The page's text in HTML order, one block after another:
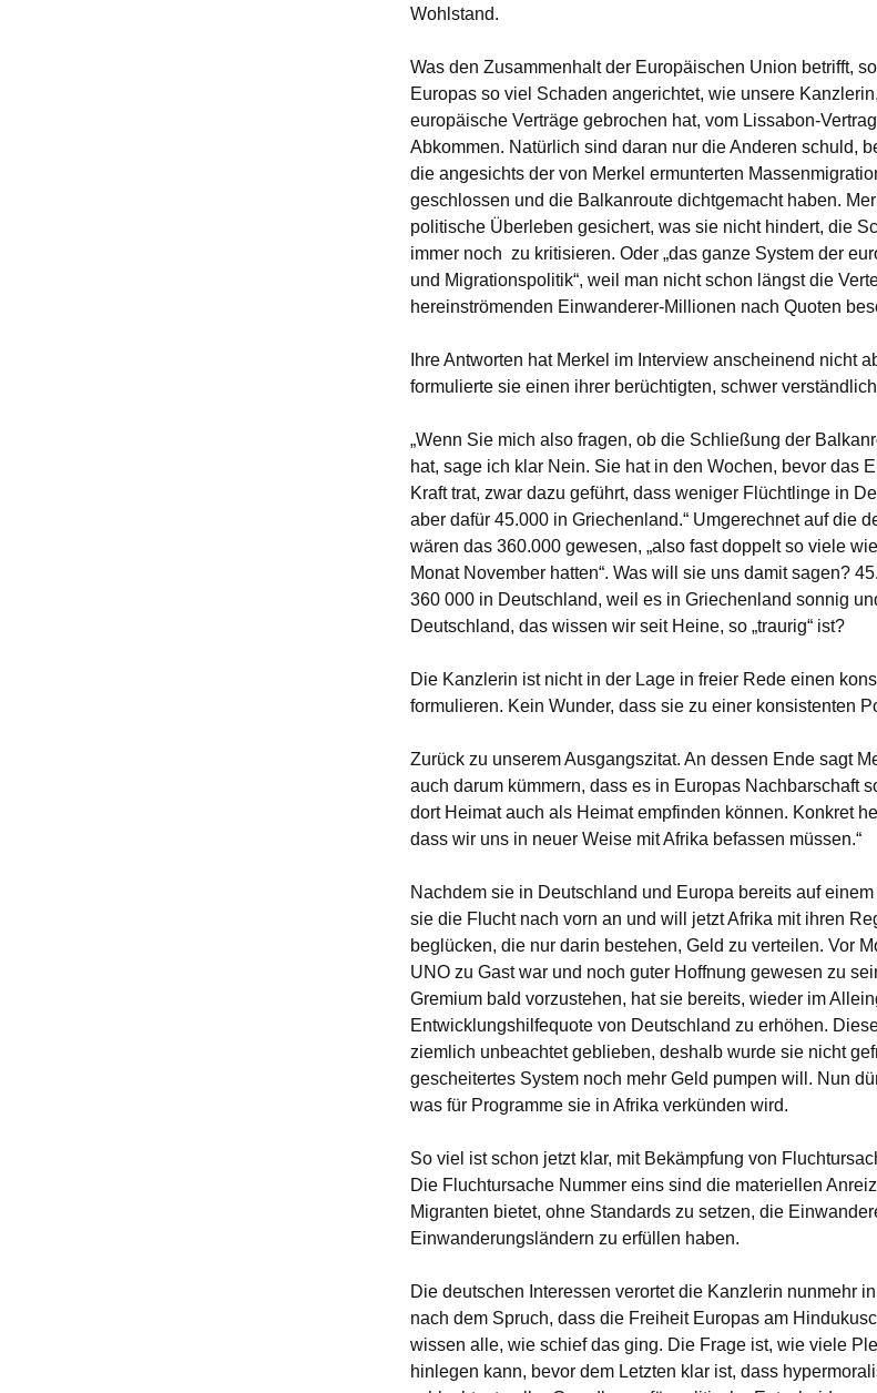
Wohlstand.
Was den Zusammenhalt der Europäischen Union betrifft,
Europas so viel Schaden angerichtet, wie unsere
europäische Verträge gebrochen hat, vom Lissabon-
Abkommen. Natürlich sind daran nur die Anderen schuld,
die angesichts der von Merkel ermunterten
geschlossen und die Balkanroute dichtgemacht haben.
politische Überleben gesichert, was sie nicht hindert, die
immer noch zu kritisieren. Oder „das ganze System der
und Migrationspolitik“, weil man nicht schon längst die
hereinströmenden Einwanderer-Millionen nach Quoten
Ihre Antworten hat Merkel im Interview anscheinend nicht
formulierte sie einen ihrer berüchtigten, schwer
„Wenn Sie mich also fragen, ob die Schließung der
hat, sage ich klar Nein. Sie hat in den Wochen, bevor das
Kraft trat, zwar dazu geführt, dass weniger Flüchtlinge in
aber dafür 45.000 in Griechenland.“ Umgerechnet auf die
wären das 360.000 gewesen, „also fast doppelt so viele
Monat November hatten“. Was will sie uns damit sagen?
360 000 in Deutschland, weil es in Griechenland sonnig
Deutschland, das wissen wir seit Heine, so „traurig“ ist?
Die Kanzlerin ist nicht in der Lage in freier Rede einen
formulieren. Kein Wunder, dass sie zu einer konsistenten
Zurück zu unserem Ausgangszitat. An dessen Ende sagt
auch darum kümmern, dass es in Europas Nachbarschaft
dort Heimat auch als Heimat empfinden können. Konkret
dass wir uns in neuer Weise mit Afrika befassen müssen.“
Nachdem sie in Deutschland und Europa bereits auf
sie die Flucht nach vorn an und will jetzt Afrika mit ihren
beglücken, die nur darin bestehen, Geld zu verteilen. Vor
UNO zu Gast war und noch guter Hoffnung gewesen zu
Gremium bald vorzustehen, hat sie bereits, wieder im
Entwicklungshilfequote von Deutschland zu erhöhen.
ziemlich unbeachtet geblieben, deshalb wurde sie nicht
gescheitertes System noch mehr Geld pumpen will. Nun
was für Programme sie in Afrika verkünden wird.
So viel ist schon jetzt klar, mit Bekämpfung von
Die Fluchtursache Nummer eins sind die materiellen
Migranten bietet, ohne Standards zu setzen, die
Einwanderungsländern zu erfüllen haben.
Die deutschen Interessen verortet die Kanzlerin nunmehr
nach dem Spruch, dass die Freiheit Europas am
wissen alle, wie schief das ging. Die Frage ist, wie viele
hinlegen kann, bevor dem Letzten klar ist, dass